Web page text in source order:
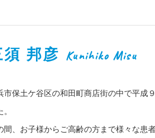
須 邦彦 Kunihiko Misu
市保土ケ谷区の和田町商店街の中で平成
。
間、お子様からご高齢の方まで様々な患